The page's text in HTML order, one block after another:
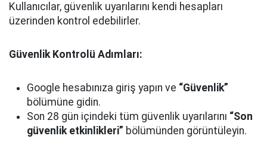
Kullanıcılar, güvenlik uyarılarını kendi hesapları
üzerinden kontrol edebilirler.
Güvenlik Kontrolü Adımları:
Google hesabınıza giriş yapın ve “Güvenlik”
bölümüne gidin.
Son 28 gün içindeki tüm güvenlik uyarılarını “Son
güvenlik etkinlikleri” bölümünden görüntüleyin.